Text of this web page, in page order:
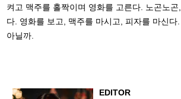
켜고 맥주를 홀짝이며 영화를 고른다. 노곤노
다. 영화를 보고, 맥주를 마시고, 피자를 마신다
아닐까.
EDITOR